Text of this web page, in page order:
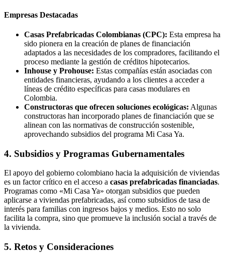
Empresas Destacadas
Casas Prefabricadas Colombianas (CPC): Esta empresa ha
sido pionera en la creación de planes de financiación
adaptados a las necesidades de los compradores, facilitando el
proceso mediante la gestión de créditos hipotecarios.
Inhouse y Prohouse: Estas compañías están asociadas con
entidades financieras, ayudando a los clientes a acceder a
líneas de crédito específicas para casas modulares en
Colombia.
Constructoras que ofrecen soluciones ecológicas: Algunas
constructoras han incorporado planes de financiación que se
alinean con las normativas de construcción sostenible,
aprovechando subsidios del programa Mi Casa Ya.
4. Subsidios y Programas Gubernamentales
El apoyo del gobierno colombiano hacia la adquisición de viviendas
es un factor crítico en el acceso a casas prefabricadas financiadas.
Programas como «Mi Casa Ya» otorgan subsidios que pueden
aplicarse a viviendas prefabricadas, así como subsidios de tasa de
interés para familias con ingresos bajos y medios. Esto no solo
facilita la compra, sino que promueve la inclusión social a través de
la vivienda.
5. Retos y Consideraciones